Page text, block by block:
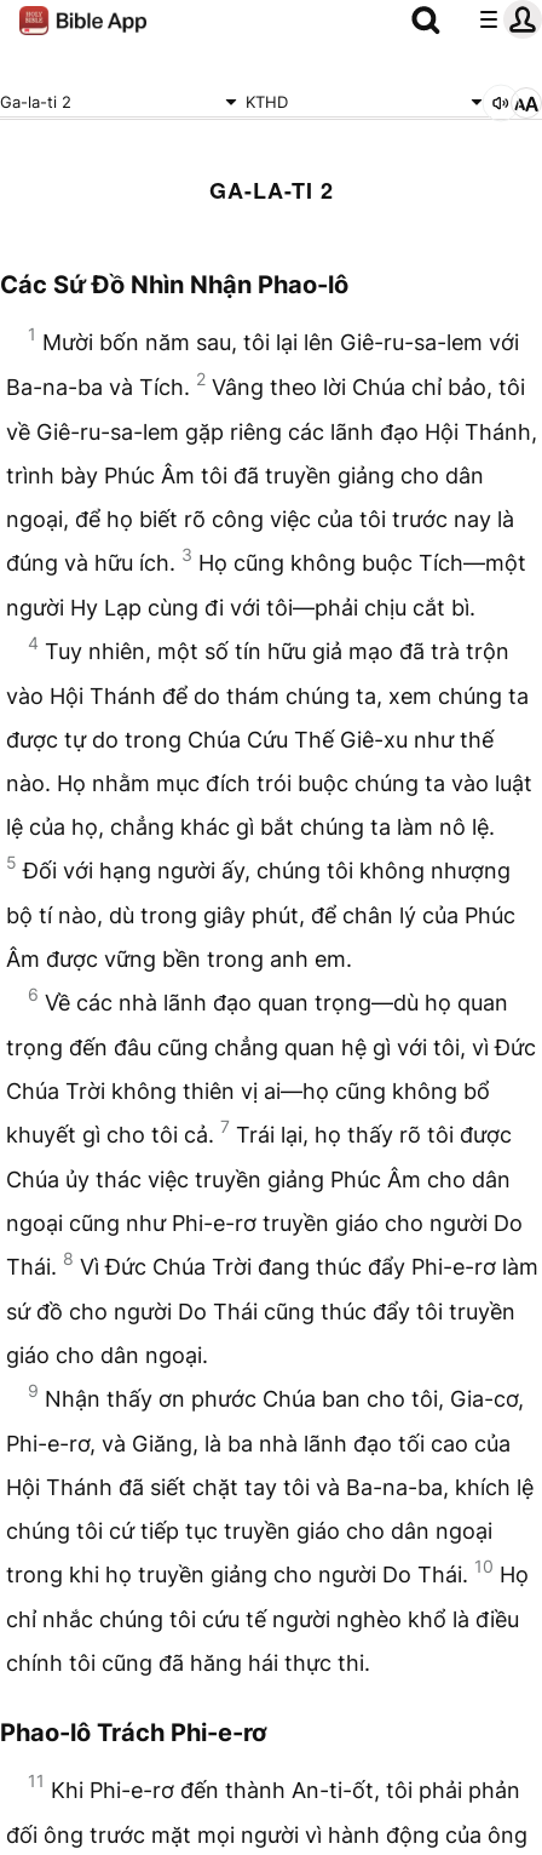
Ga-la-ti 2 KTHD
GA-LA-TI 2
Các Sứ Đồ Nhìn Nhận Phao-lô
1 Mười bốn năm sau, tôi lại lên Giê-ru-sa-lem với
Ba-na-ba và Tích. 2 Vâng theo lời Chúa chỉ bảo, tôi
về Giê-ru-sa-lem gặp riêng các lãnh đạo Hội Thánh,
trình bày Phúc Âm tôi đã truyền giảng cho dân
ngoại, để họ biết rõ công việc của tôi trước nay là
đúng và hữu ích. 3 Họ cũng không buộc Tích—một
người Hy Lạp cùng đi với tôi—phải chịu cắt bì.
4 Tuy nhiên, một số tín hữu giả mạo đã trà trộn
vào Hội Thánh để do thám chúng ta, xem chúng ta
được tự do trong Chúa Cứu Thế Giê-xu như thế
nào. Họ nhằm mục đích trói buộc chúng ta vào luật
lệ của họ, chẳng khác gì bắt chúng ta làm nô lệ.
5 Đối với hạng người ấy, chúng tôi không nhượng
bộ tí nào, dù trong giây phút, để chân lý của Phúc
Âm được vững bền trong anh em.
6 Về các nhà lãnh đạo quan trọng—dù họ quan
trọng đến đâu cũng chẳng quan hệ gì với tôi, vì Đức
Chúa Trời không thiên vị ai—họ cũng không bổ
khuyết gì cho tôi cả. 7 Trái lại, họ thấy rõ tôi được
Chúa ủy thác việc truyền giảng Phúc Âm cho dân
ngoại cũng như Phi-e-rơ truyền giáo cho người Do
Thái. 8 Vì Đức Chúa Trời đang thúc đẩy Phi-e-rơ làm
sứ đồ cho người Do Thái cũng thúc đẩy tôi truyền
giáo cho dân ngoại.
9 Nhận thấy ơn phước Chúa ban cho tôi, Gia-cơ,
Phi-e-rơ, và Giăng, là ba nhà lãnh đạo tối cao của
Hội Thánh đã siết chặt tay tôi và Ba-na-ba, khích lệ
chúng tôi cứ tiếp tục truyền giáo cho dân ngoại
trong khi họ truyền giảng cho người Do Thái. 10 Họ
chỉ nhắc chúng tôi cứu tế người nghèo khổ là điều
chính tôi cũng đã hăng hái thực thi.
Phao-lô Trách Phi-e-rơ
11 Khi Phi-e-rơ đến thành An-ti-ốt, tôi phải phản
đối ông trước mặt mọi người vì hành động của ông